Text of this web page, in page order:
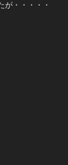
が・・・・・